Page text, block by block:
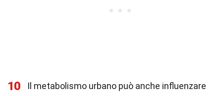
10
Il metabolismo urbano può anche influenzare